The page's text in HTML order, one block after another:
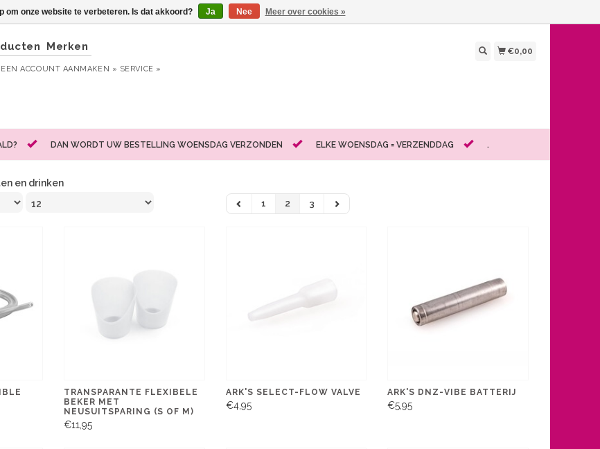
Merken
EEN ACCOUNT AANMAKEN » SERVICE »
€0,00
DAN WORDT UW BESTELLING WOENSDAG VERZONDEN ELKE WOENSDAG = VERZENDDAG .
en drinken
1 2 3
TRANSPARANTE FLEXIBELE
BEKER MET
NEUSUITSPARING (S OF M)
€11,95
ARK'S SELECT-FLOW VALVE
€4,95
ARK'S DNZ-VIBE BATTERIJ
€5,95
om onze website te verbeteren. Is dat akkoord? Ja Nee Meer over cookies »